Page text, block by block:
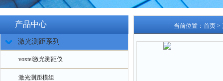
产品中心
激光测距系列
voxtel激光测距仪
激光测距模组
当前位置： 首页 >